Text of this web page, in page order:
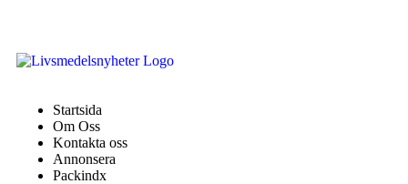
Startsida
Om Oss
Kontakta oss
Annonsera
Packindx